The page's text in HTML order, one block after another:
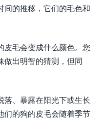
间的推移，它们的毛色和
皮毛会变成什么颜色。您
做出明智的猜测，但同
落、暴露在阳光下或生长
们的狗的皮毛会随着季节